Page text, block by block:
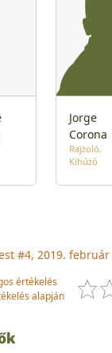
Jorge
Corona
Rajzoló
Kihúzó
#4, 2019. február
értékelés
alapján